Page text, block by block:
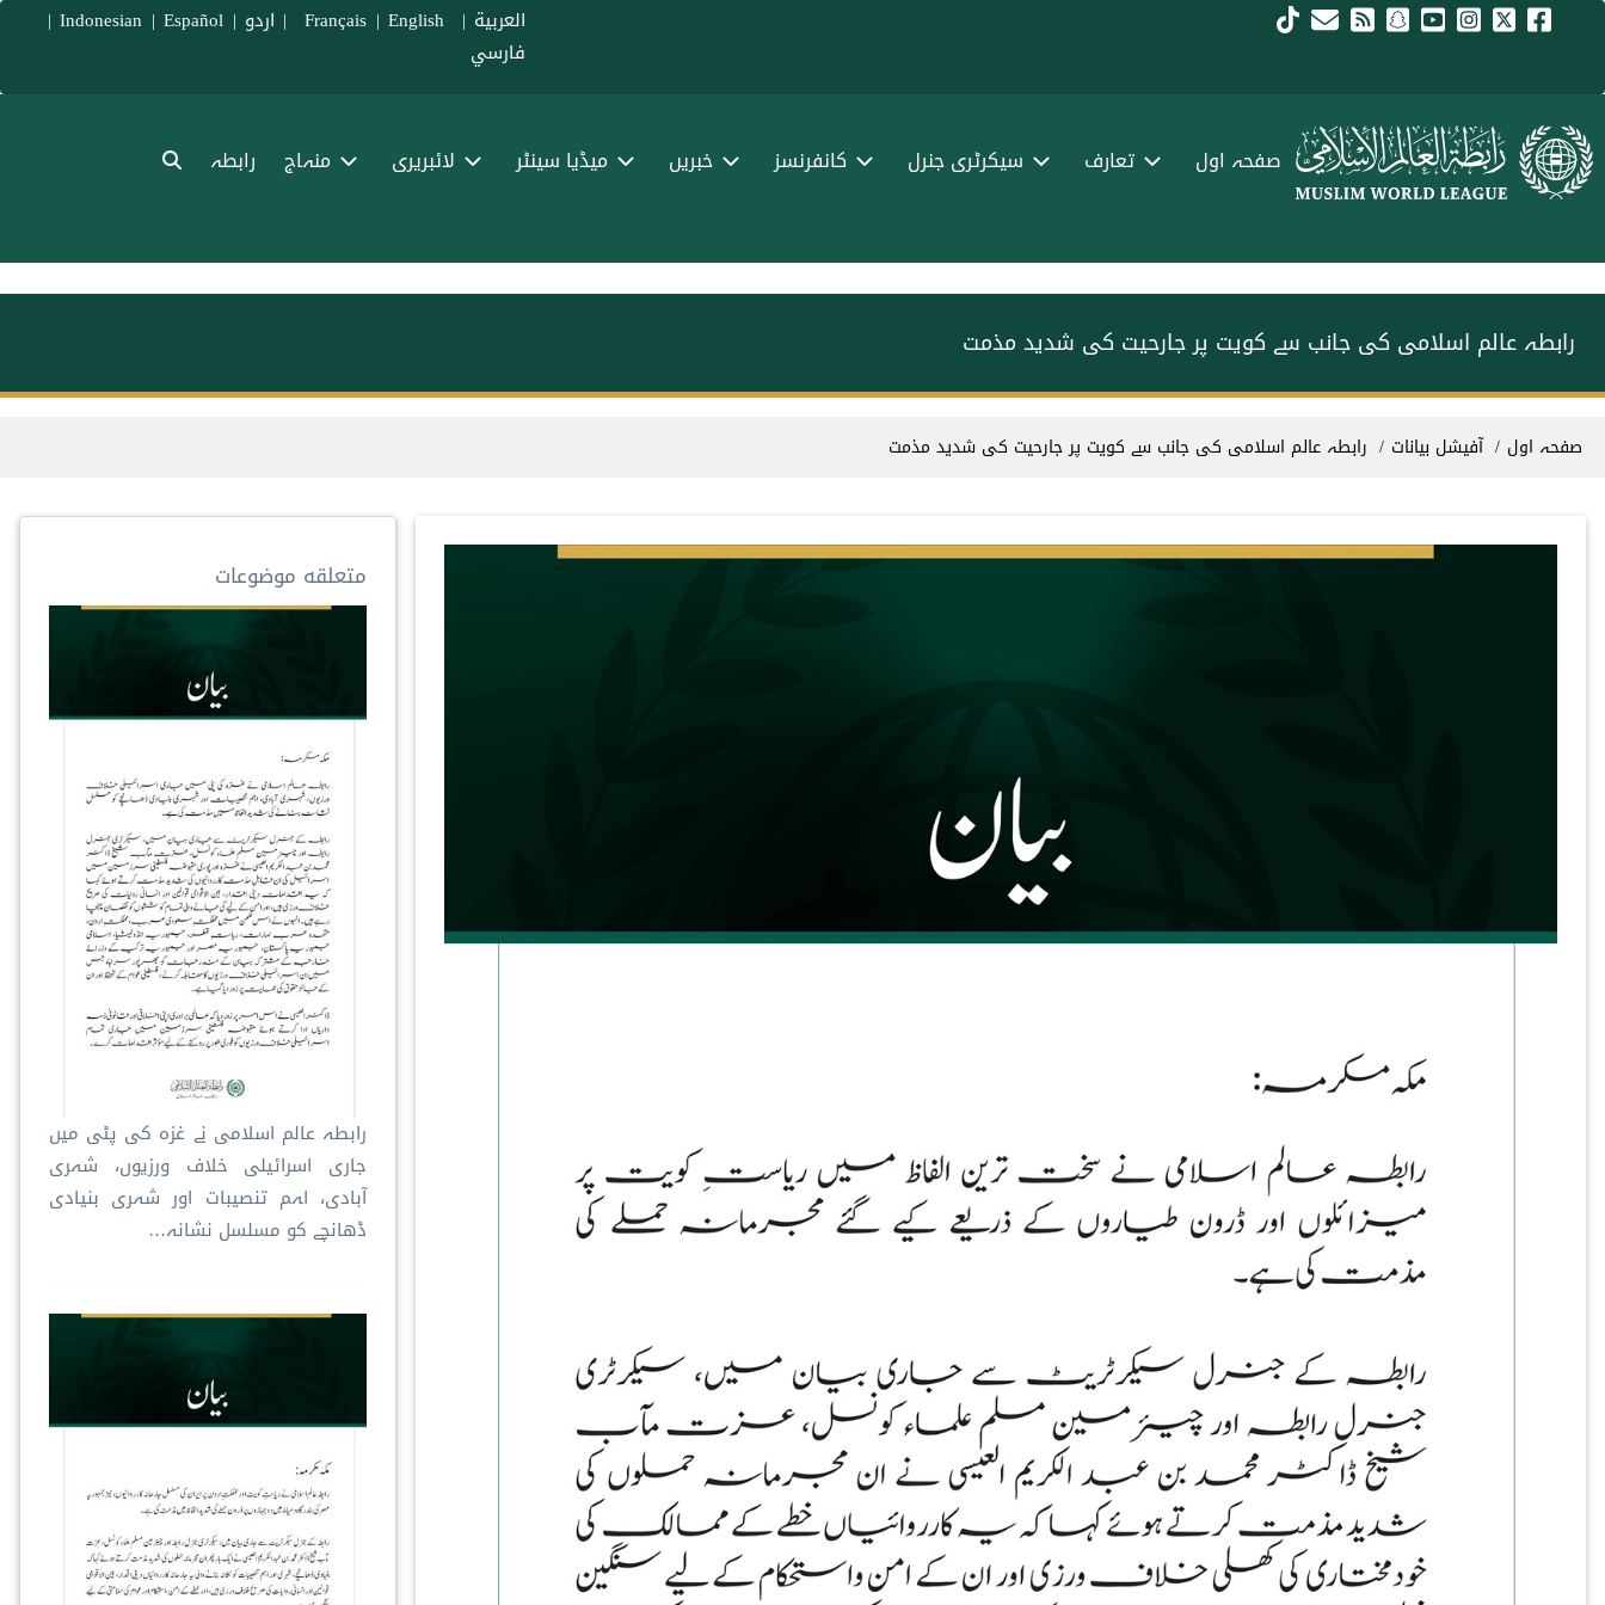
Skip to main content العربية |
Français
| English
| اردو |
Indonesian |Español
|
فارسي
menu urdu صفحہ اول تعارف سیکرٹری جنرل کانفرنسز خبریں میڈیا سینٹر لائبریری منہاج رابطہ
رابطہ عالم اسلامی کی جانب سے کویت پر جارحیت کی شدید مذمت
Breadcrumb
صفحہ اول آفیشل بیانات رابطہ عالم اسلامی کی جانب سے کویت پر جارحیت کی شدید مذمت
متعلقه موضوعات
رابطہ عالم اسلامی نے غزہ کی پٹی میں
جاری اسرائیلی خلاف ورزیوں، شہری
آبادی، اہم تنصیبات اور شہری بنیادی
ڈھانچے کو مسلسل نشانہ…